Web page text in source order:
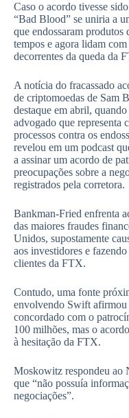
Caso o acordo tivesse
“Bad Blood” se uniria a
que endossaram
tempos e agora lidam
decorrentes da queda da
A notícia do fracassado
de criptomoedas de Sam
destaque em abril,
advogado que representa
processos contra os
revelou em um podcast
a assinar um acordo de
preocupações sobre a
registrados pela corretora.
Bankman-Fried enfrenta
das maiores fraudes
Unidos, supostamente
aos investidores e
clientes da FTX.
Contudo, uma fonte
envolvendo Swift afirmou
concordado com o
100 milhões, mas o
à hesitação da FTX.
Moskowitz respondeu ao
que “não possuía
negociações”.